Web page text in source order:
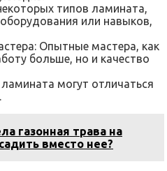
типов ламината,
или навыков,
Опытные мастера, как
больше, но и качество
могут отличаться
газонная трава на
вместо нее?